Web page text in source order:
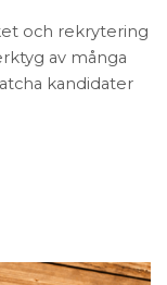
och rekrytering
av många
kandidater